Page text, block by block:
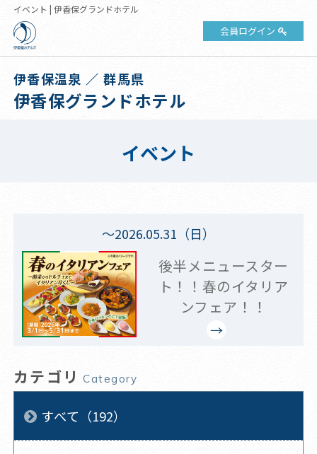
イベント | 伊香保グランドホテル
会員ログイン
伊香保温泉 ／ 群馬県
伊香保グランドホテル
イベント
～2026.05.31（日）
後半メニュースター
ト！！春のイタリア
ンフェア！！
カテゴリ Category
すべて（192）